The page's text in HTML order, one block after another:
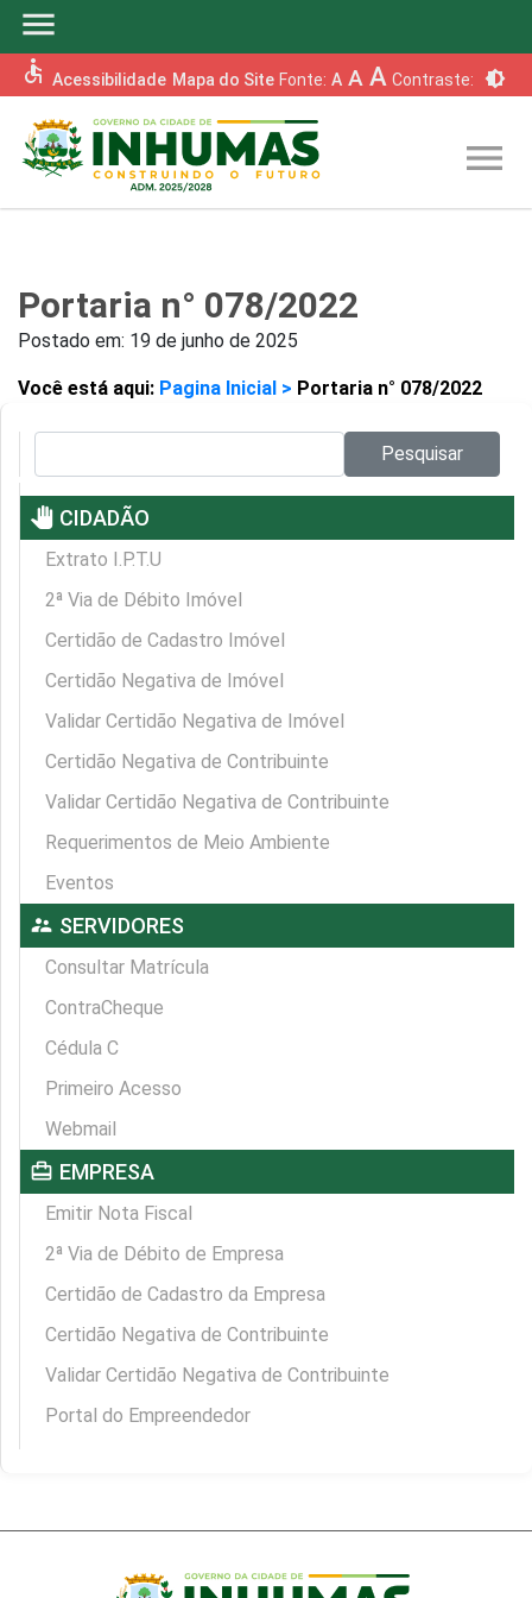
menu
accessible Acessibilidade Mapa do Site Fonte: A A A Contraste: brightness_6
menu
Portaria n° 078/2022
Postado em: 19 de junho de 2025
Você está aqui: Pagina Inicial > Portaria n° 078/2022
Pesquisar
pan_tool CIDADÃO
Extrato I.P.T.U
2ª Via de Débito Imóvel
Certidão de Cadastro Imóvel
Certidão Negativa de Imóvel
Validar Certidão Negativa de Imóvel
Certidão Negativa de Contribuinte
Validar Certidão Negativa de Contribuinte
Requerimentos de Meio Ambiente
Eventos
supervisor_account SERVIDORES
Consultar Matrícula
ContraCheque
Cédula C
Primeiro Acesso
Webmail
card_travel EMPRESA
Emitir Nota Fiscal
2ª Via de Débito de Empresa
Certidão de Cadastro da Empresa
Certidão Negativa de Contribuinte
Validar Certidão Negativa de Contribuinte
Portal do Empreendedor